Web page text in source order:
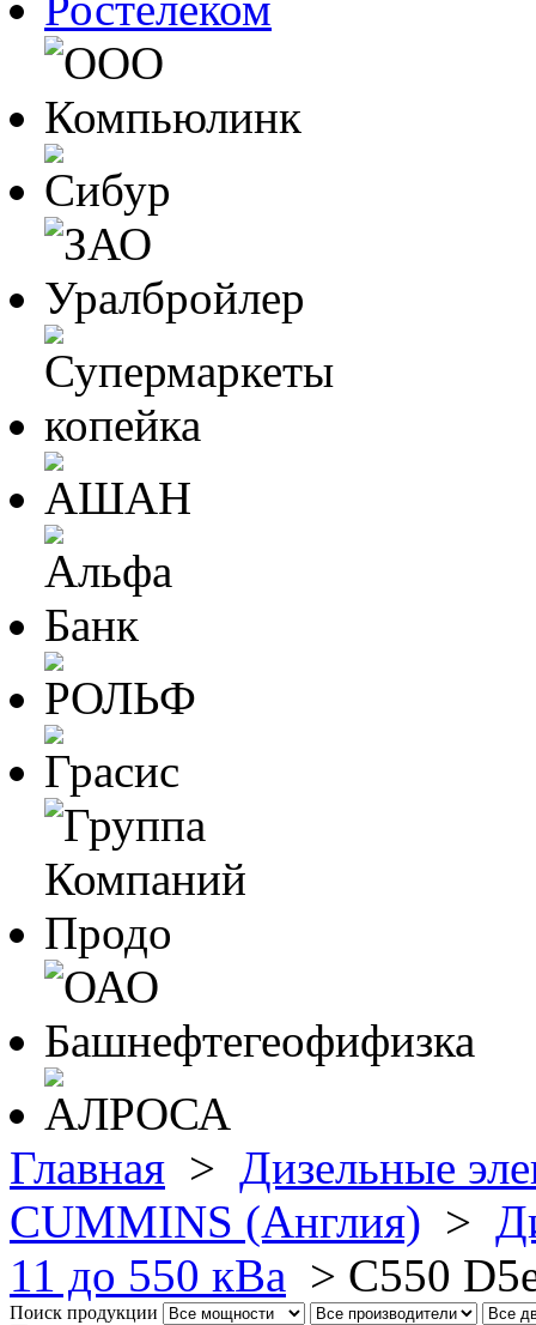
Главная > Дизельные
CUMMINS (Англия) >
11 до 550 кВа > C550
Поиск продукции